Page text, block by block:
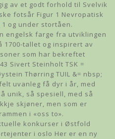
av et godt forhold til Svelvik
fotsår Figur 1 Nevropatisk
1 og under stortåen.
engelsk farge fra utviklingen
1700-tallet og inspirert av
som har bekreftet
Sivert Steinholt TSK =
Thørring TUIL &= nbsp;
uvanleg få dyr i år, med
unik, så spesiell, med så
skjøner, men som er
i «oss to».
konkurser i Østfold
i oslo Her er en ny